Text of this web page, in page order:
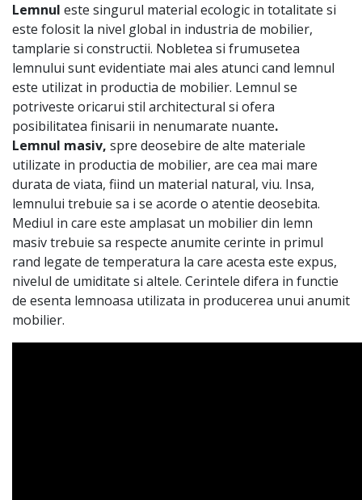
Lemnul este singurul material ecologic in totalitate si
este folosit la nivel global in industria de mobilier,
tamplarie si constructii. Nobletea si frumusetea
lemnului sunt evidentiate mai ales atunci cand lemnul
este utilizat in productia de mobilier. Lemnul se
potriveste oricarui stil architectural si ofera
posibilitatea finisarii in nenumarate nuante.
Lemnul masiv, spre deosebire de alte materiale
utilizate in productia de mobilier, are cea mai mare
durata de viata, fiind un material natural, viu. Insa,
lemnului trebuie sa i se acorde o atentie deosebita.
Mediul in care este amplasat un mobilier din lemn
masiv trebuie sa respecte anumite cerinte in primul
rand legate de temperatura la care acesta este expus,
nivelul de umiditate si altele. Cerintele difera in functie
de esenta lemnoasa utilizata in producerea unui anumit
mobilier.